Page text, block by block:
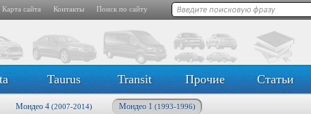
Карта сайта Контакты Поиск по сайту
Taurus Transit Прочие Статьи
Мондео 4 (2007-2014) Мондео 1 (1993-1996)